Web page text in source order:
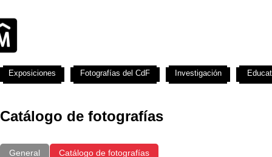
Catálogo de fotografías
General Catálogo de fotografías
Exposiciones Fotografías del CdF Investigación